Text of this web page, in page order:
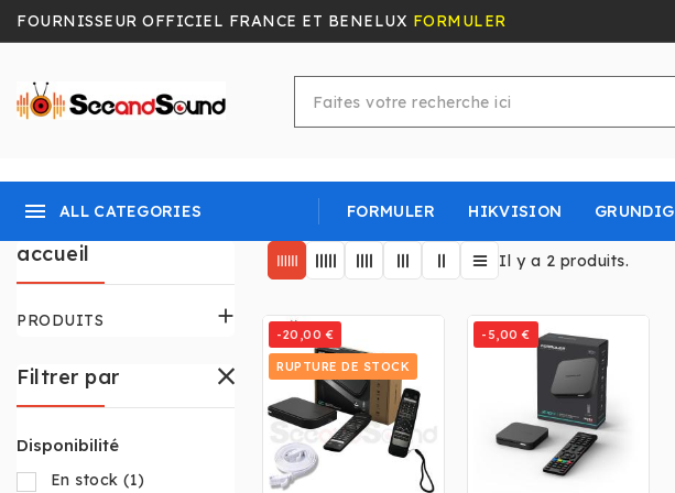
FOURNISSEUR OFFICIEL FRANCE ET BENELUX FORMULER
menu ALL CATEGORIES FORMULER HIKVISION GRUNDIG
accueil
PRODUITS 
Filtrer par
Disponibilité
En stock (1)
Il y a 2 produits.
-20,00 €
RUPTURE DE STOCK
-5,00 €